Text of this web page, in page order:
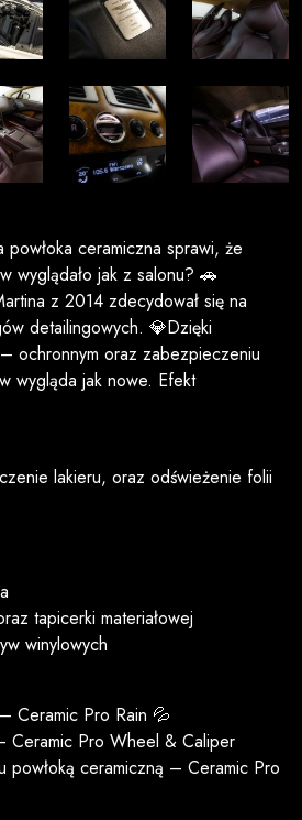
ceramiczna sprawi, że
wyglądało jak z salonu? 🚗
z 2014 zdecydował się na
detailingowych. 💎Dzięki
ochronnym oraz zabezpieczeniu
wygląda jak nowe. Efekt
lakieru, oraz odświeżenie folii
tapicerki materiałowej
winylowych
Ceramic Pro Rain 💦
Ceramic Pro Wheel & Caliper
powłoką ceramiczną – Ceramic Pro